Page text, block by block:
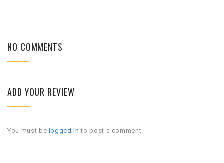
NO COMMENTS
ADD YOUR REVIEW
You must be logged in to post a comment.